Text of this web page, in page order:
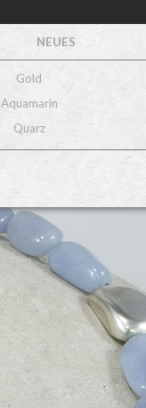
NEUES
Gold
Aquamarin
Quarz